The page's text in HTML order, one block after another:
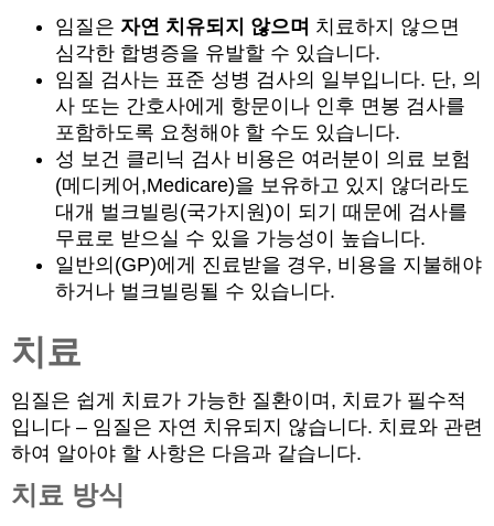
임질은 자연 치유되지 않으며 치료하지 않으면
심각한 합병증을 유발할 수 있습니다.
임질 검사는 표준 성병 검사의 일부입니다. 단, 의
사 또는 간호사에게 항문이나 인후 면봉 검사를
포함하도록 요청해야 할 수도 있습니다.
성 보건 클리닉 검사 비용은 여러분이 의료 보험
(메디케어,Medicare)을 보유하고 있지 않더라도
대개 벌크빌링(국가지원)이 되기 때문에 검사를
무료로 받으실 수 있을 가능성이 높습니다.
일반의(GP)에게 진료받을 경우, 비용을 지불해야
하거나 벌크빌링될 수 있습니다.
치료
임질은 쉽게 치료가 가능한 질환이며, 치료가 필수적
입니다 – 임질은 자연 치유되지 않습니다. 치료와 관련
하여 알아야 할 사항은 다음과 같습니다.
치료 방식